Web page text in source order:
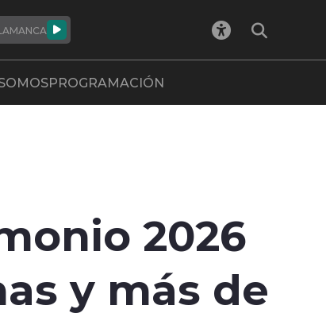
PROGRAMACIÓN
2026
y más de